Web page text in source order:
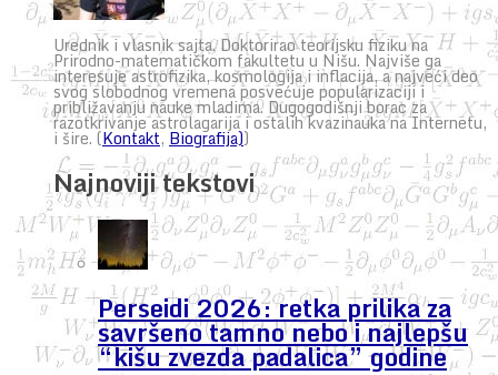
Urednik i vlasnik sajta. Doktorirao teorijsku fiziku na
Prirodno-matematičkom fakultetu u Nišu. Najviše ga
interesuje astrofizika, kosmologija i inflacija, a najveći deo
svog slobodnog vremena posvećuje popularizaciji i
približavanju nauke mladima. Dugogodišnji borac za
razotkrivanje astrolagarija i ostalih kvazinauka na Internetu,
i šire. (Kontakt, Biografija))
Najnoviji tekstovi
Perseidi 2026: retka prilika za
savršeno tamno nebo i najlepšu
“kišu zvezda padalica” godine